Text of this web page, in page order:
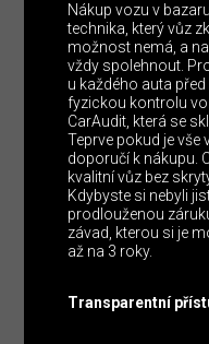
Nákup vozu v
technika, který vůz
možnost nemá, a
vždy spolehnout.
u každého auta
fyzickou kontrolu
CarAudit, která se
Teprve pokud je
doporučí k nákupu.
kvalitní vůz bez
Kdybyste si nebyli
prodlouženou
závad, kterou si je
až na 3 roky.
Transparentní